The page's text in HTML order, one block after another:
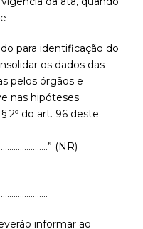
para identificação do
os dados das
pelos órgãos e
nas hipóteses
2º do art. 96 deste
(NR)
informar ao